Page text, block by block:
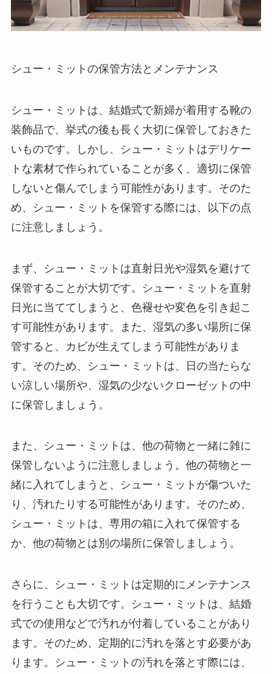
シュー・ミットの保管方法とメンテナンス
シュー・ミットは、結婚式で新婦が着用する靴の
装飾品で、挙式の後も長く大切に保管しておきた
いものです。しかし、シュー・ミットはデリケー
トな素材で作られていることが多く、適切に保管
しないと傷んでしまう可能性があります。そのた
め、シュー・ミットを保管する際には、以下の点
に注意しましょう。
まず、シュー・ミットは直射日光や湿気を避けて
保管することが大切です。シュー・ミットを直射
日光に当ててしまうと、色褪せや変色を引き起こ
す可能性があります。また、湿気の多い場所に保
管すると、カビが生えてしまう可能性がありま
す。そのため、シュー・ミットは、日の当たらな
い涼しい場所や、湿気の少ないクローゼットの中
に保管しましょう。
また、シュー・ミットは、他の荷物と一緒に雑に
保管しないように注意しましょう。他の荷物と一
緒に入れてしまうと、シュー・ミットが傷ついた
り、汚れたりする可能性があります。そのため、
シュー・ミットは、専用の箱に入れて保管する
か、他の荷物とは別の場所に保管しましょう。
さらに、シュー・ミットは定期的にメンテナンス
を行うことも大切です。シュー・ミットは、結婚
式での使用などで汚れが付着していることがあり
ます。そのため、定期的に汚れを落とす必要があ
ります。シュー・ミットの汚れを落とす際には、